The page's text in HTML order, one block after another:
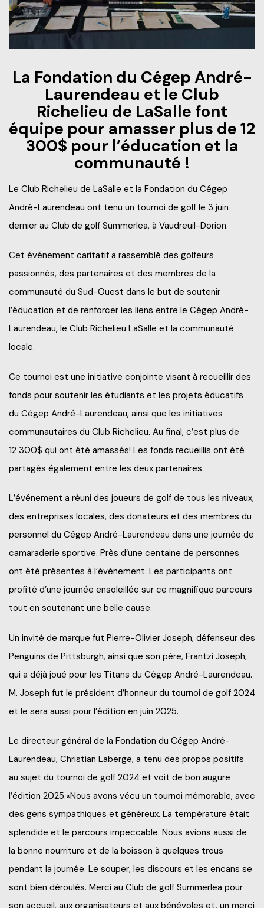
Frais de scolarité
Étudiant d’un jour
Portes ouvertes 2025-2026
Futurs étudiants de l’international
À savoir en tant que parents
Services aux étudiants
Espace CISEP-CO
Perfectionnements professionnels
Portes ouvertes virtuelles
Alliés pour la formation
Nos services
Recrutez nos étudiants et finissants
Blogue d'expert
Grand public
Politiques et documents officiels
Administration
Engagement social
Info-Chantiers
La Fondation
Sports, loisirs et camp de jour
Urgence météo
Recherche*
La Fondation du Cégep André-
Laurendeau et le Club
Richelieu de LaSalle font
équipe pour amasser plus de 12
300$ pour l’éducation et la
communauté !
Le Club Richelieu de LaSalle et la Fondation du Cégep
André-Laurendeau ont tenu un tournoi de golf le 3 juin
dernier au Club de golf Summerlea, à Vaudreuil-Dorion.
Cet événement caritatif a rassemblé des golfeurs
passionnés, des partenaires et des membres de la
communauté du Sud-Ouest dans le but de soutenir
l’éducation et de renforcer les liens entre le Cégep André-
Laurendeau, le Club Richelieu LaSalle et la communauté
locale.
Ce tournoi est une initiative conjointe visant à recueillir des
fonds pour soutenir les étudiants et les projets éducatifs
du Cégep André-Laurendeau, ainsi que les initiatives
communautaires du Club Richelieu. Au final, c’est plus de
12 300$ qui ont été amassés! Les fonds recueillis ont été
partagés également entre les deux partenaires.
L’événement a réuni des joueurs de golf de tous les niveaux,
des entreprises locales, des donateurs et des membres du
personnel du Cégep André-Laurendeau dans une journée de
camaraderie sportive. Près d’une centaine de personnes
ont été présentes à l’événement. Les participants ont
profité d’une journée ensoleillée sur ce magnifique parcours
tout en soutenant une belle cause.
Un invité de marque fut Pierre-Olivier Joseph, défenseur des
Penguins de Pittsburgh, ainsi que son père, Frantzi Joseph,
qui a déjà joué pour les Titans du Cégep André-Laurendeau.
M. Joseph fut le président d’honneur du tournoi de golf 2024
et le sera aussi pour l’édition en juin 2025.
Le directeur général de la Fondation du Cégep André-
Laurendeau, Christian Laberge, a tenu des propos positifs
au sujet du tournoi de golf 2024 et voit de bon augure
l’édition 2025.«Nous avons vécu un tournoi mémorable, avec
des gens sympathiques et généreux. La température était
splendide et le parcours impeccable. Nous avions aussi de
la bonne nourriture et de la boisson à quelques trous
pendant la journée. Le souper, les discours et les encans se
sont bien déroulés. Merci au Club de golf Summerlea pour